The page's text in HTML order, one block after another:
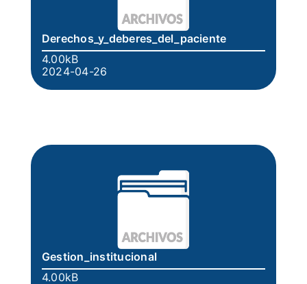
Derechos_y_deberes_del_paciente
4.00kB
2024-04-26
Gestion_institucional
4.00kB